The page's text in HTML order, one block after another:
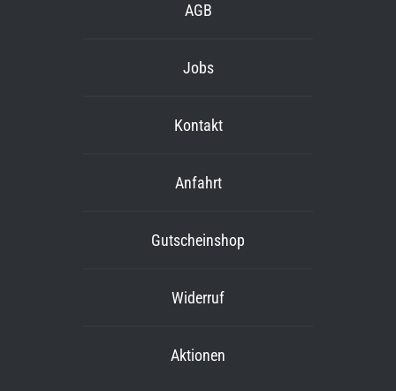
AGB
Jobs
Kontakt
Anfahrt
Gutscheinshop
Widerruf
Aktionen